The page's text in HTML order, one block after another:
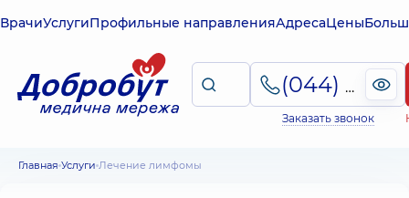
ВрачиУслугиПрофильные направленияАдресаЦены
(044) 495-2-888
Заказать звонок
Главная Услуги Лечение лимфомы